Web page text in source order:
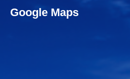
Google Maps